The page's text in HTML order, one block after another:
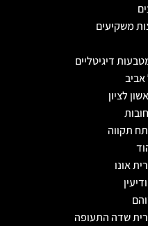
משקיעים
דיגיטליים
אביב
לציון
תקווה
אונו
שדה התעופה